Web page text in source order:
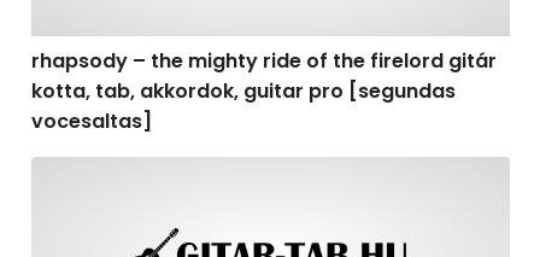
rhapsody – the mighty ride of the firelord gitár
kotta, tab, akkordok, guitar pro [segundas
vocesaltas]